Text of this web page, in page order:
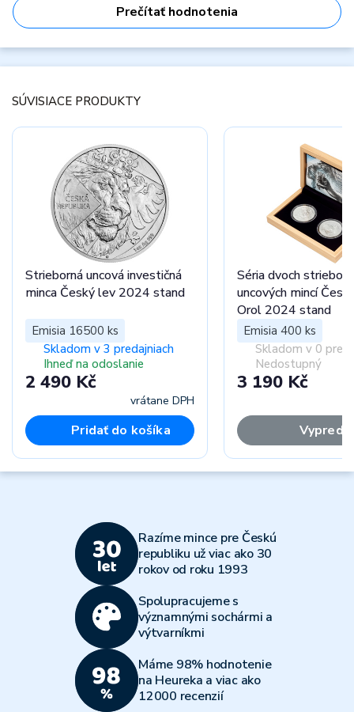
Prečítať hodnotenia
SÚVISIACE PRODUKTY
Strieborná uncová investičná
minca Český lev 2024 stand
Emisia 16500 ks
Skladom v 3 predajniach
Ihneď na odoslanie
2 490 Kč
vrátane DPH
Pridať do košíka
Séria dvoch
uncových mincí
Orol 2024 stand
Emisia 400 ks
Skladom v 0
Nedostupný
3 190 Kč
Razíme mince pre Českú
republiku už viac ako 30
rokov od roku 1993
Spolupracujeme s
významnými sochármi a
výtvarníkmi
Máme 98% hodnotenie
na Heureka a viac ako
12000 recenzií